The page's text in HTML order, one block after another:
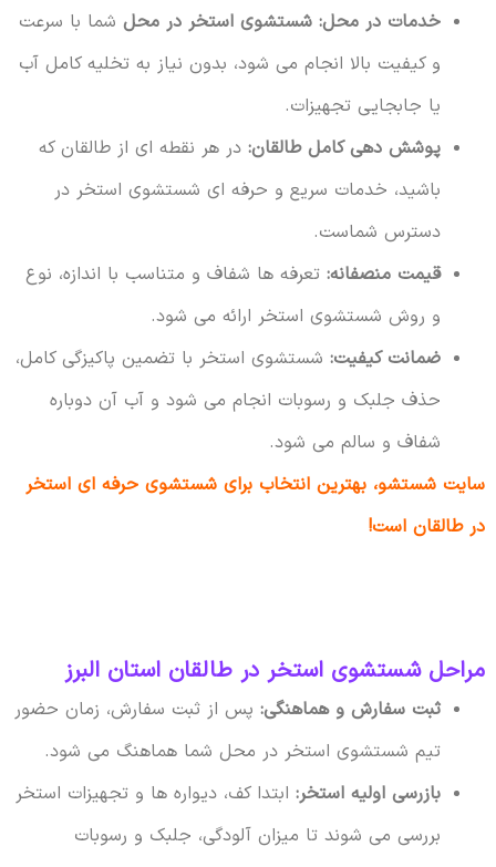
خدمات در محل: شستشوی استخر در محلشما با سرعت
و کیفیت بالا انجام می شود، بدون نیاز به تخلیه کامل آب
یا جابجایی تجهیزات.
پوشش دهی کامل طالقان:در هر نقطه ای از طالقان که
باشید، خدمات سریع و حرفه ای شستشوی استخر در
دسترس شماست.
قیمت منصفانه:تعرفه ها شفاف و متناسب با اندازه، نوع
و روش شستشوی استخر ارائه می شود.
ضمانت کیفیت:شستشوی استخر با تضمین پاکیزگی کامل،
حذف جلبک و رسوبات انجام می شود و آب آن دوباره
شفاف و سالم می شود.
سایت شستشو، بهترین انتخاب برای شستشوی حرفه ای استخر
در طالقان است!
مراحل شستشوی استخر در طالقان استان البرز
ثبت سفارش و هماهنگی:پس از ثبت سفارش، زمان حضور
تیم شستشوی استخر در محل شما هماهنگ می شود.
بازرسی اولیه استخر:ابتدا کف، دیواره ها و تجهیزات استخر
بررسی می شوند تا میزان آلودگی، جلبک و رسوبات